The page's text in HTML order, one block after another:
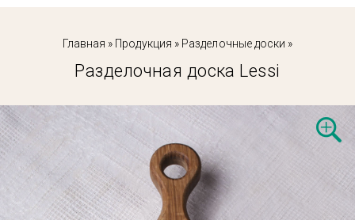
Главная » Продукция » Разделочные доски »
Разделочная доска Lessi